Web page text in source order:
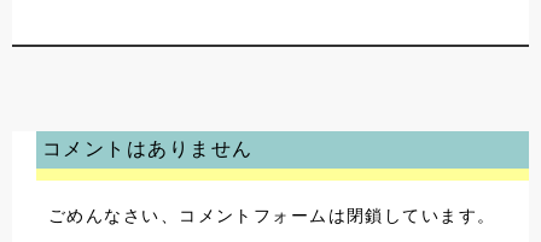
コメントはありません
ごめんなさい、コメントフォームは閉鎖しています。